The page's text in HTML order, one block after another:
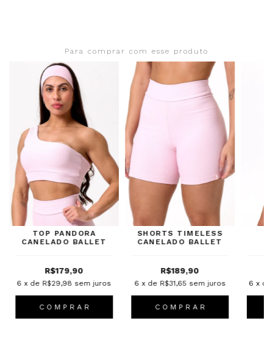
Para comprar com esse produto
TOP PANDORA
CANELADO BALLET
R$179,90
6 x de R$29,98 sem juros
C O M P R A R
SHORTS TIMELESS
CANELADO BALLET
R$189,90
6 x de R$31,65 sem juros
C O M P R A R
6 x